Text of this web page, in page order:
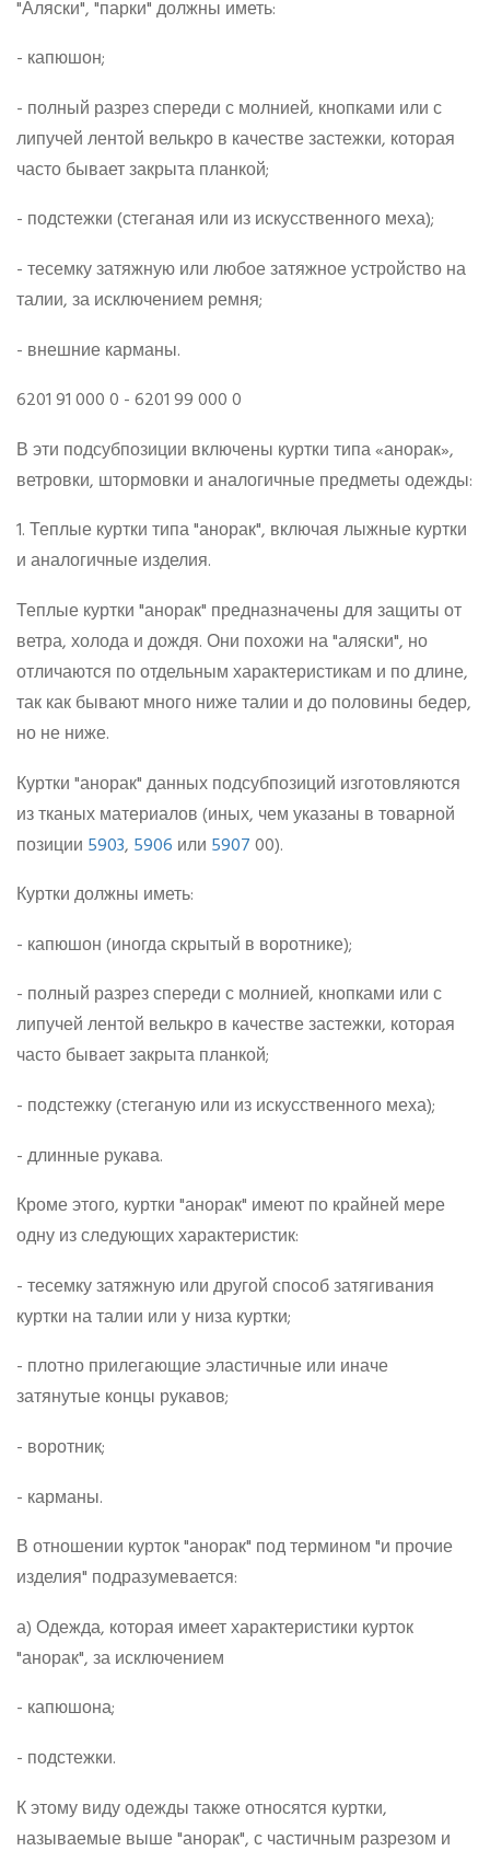
"Аляски", "парки" должны иметь:
- капюшон;
- полный разрез спереди с молнией, кнопками или с
липучей лентой велькро в качестве застежки, которая
часто бывает закрыта планкой;
- подстежки (стеганая или из искусственного меха);
- тесемку затяжную или любое затяжное устройство на
талии, за исключением ремня;
- внешние карманы.
6201 91 000 0 - 6201 99 000 0
В эти подсубпозиции включены куртки типа «анорак»,
ветровки, штормовки и аналогичные предметы одежды:
1. Теплые куртки типа "анорак", включая лыжные куртки
и аналогичные изделия.
Теплые куртки "анорак" предназначены для защиты от
ветра, холода и дождя. Они похожи на "аляски", но
отличаются по отдельным характеристикам и по длине,
так как бывают много ниже талии и до половины бедер,
но не ниже.
Куртки "анорак" данных подсубпозиций изготовляются
из тканых материалов (иных, чем указаны в товарной
позиции 5903, 5906 или 590700).
Куртки должны иметь:
- капюшон (иногда скрытый в воротнике);
- полный разрез спереди с молнией, кнопками или с
липучей лентой велькро в качестве застежки, которая
часто бывает закрыта планкой;
- подстежку (стеганую или из искусственного меха);
- длинные рукава.
Кроме этого, куртки "анорак" имеют по крайней мере
одну из следующих характеристик:
- тесемку затяжную или другой способ затягивания
куртки на талии или у низа куртки;
- плотно прилегающие эластичные или иначе
затянутые концы рукавов;
- воротник;
- карманы.
В отношении курток "анорак" под термином "и прочие
изделия" подразумевается:
а) Одежда, которая имеет характеристики курток
"анорак", за исключением
- капюшона;
- подстежки.
К этому виду одежды также относятся куртки,
называемые выше "анорак", с частичным разрезом и